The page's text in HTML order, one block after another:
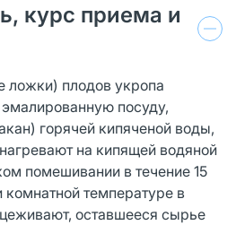
курс приема и
ложки) плодов укропа
посуду,
горячей кипяченой воды,
на кипящей водяной
помешивании в течение 15
температуре в
оставшееся сырье